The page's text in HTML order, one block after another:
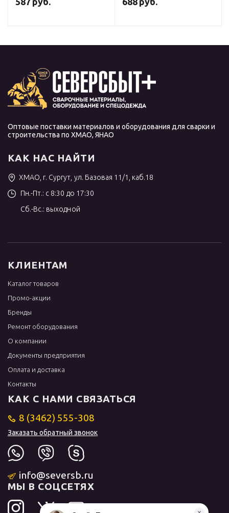
Оптовые поставки материалов и оборудования для сварки и
строительства по ХМАО, ЯНАО
КАК НАС НАЙТИ
ХМАО, г. Сургут, ул. Базовая 11/1, каб.18
Пн.-Пт.: с 8:30 до 17:30
Сб.-Вс.: выходной
КЛИЕНТАМ
Каталог товаров
Промо-акции
Бренды
Ремонт оборудования
О компании
Документы предприятия
Оплата и доставка
Контакты
КАК С НАМИ СВЯЗАТЬСЯ
8 (3462) 555-308
Заказать обратный звонок
info@seversb.ru
МЫ В СОЦСЕТЯХ